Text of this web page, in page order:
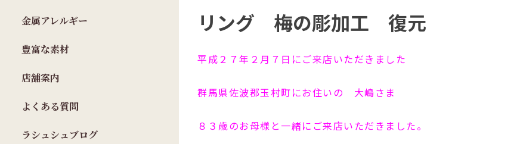
金属アレルギー
豊富な素材
店舗案内
よくある質問
ラシュシュブログ
リング 梅の彫加工 復元
平成２７年２月７日にご来店いただきました
群馬県佐波郡玉村町にお住いの 大嶋さま
８３歳のお母様と一緒にご来店いただきました。